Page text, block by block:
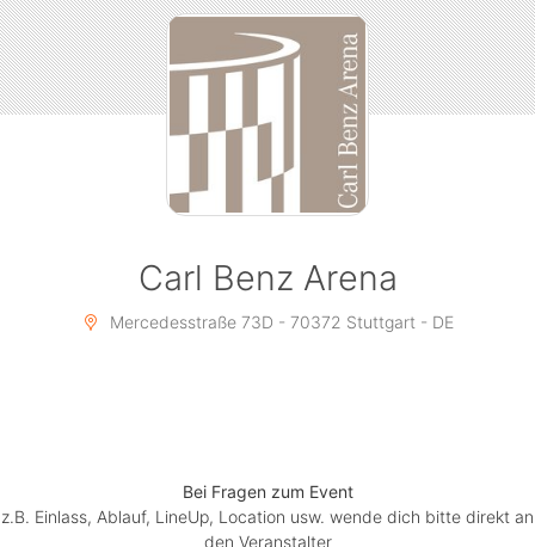
MERCEDESSTRASSE.73D
70372 STUTTGART
Carl Benz Arena
Mercedesstraße 73D - 70372 Stuttgart - DE
Bei Fragen zum Event
z.B. Einlass, Ablauf, LineUp, Location usw. wende dich bitte direkt an
den Veranstalter